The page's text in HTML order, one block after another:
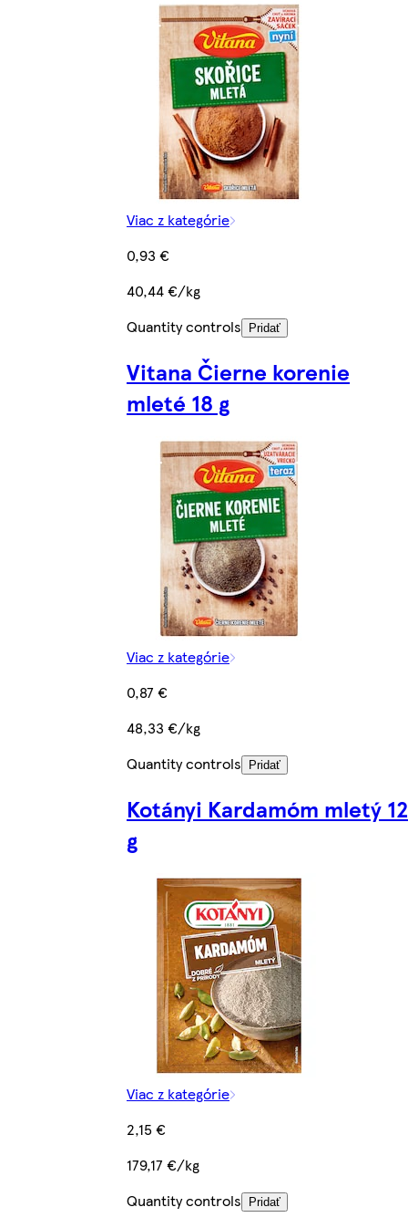
Viac z kategórie
0,93 €
40,44 €/kg
Quantity controls
Pridať
Vitana Čierne korenie
mleté 18 g
Viac z kategórie
0,87 €
48,33 €/kg
Quantity controls
Pridať
Kotányi Kardamóm mletý 12
g
Viac z kategórie
2,15 €
179,17 €/kg
Quantity controls
Pridať